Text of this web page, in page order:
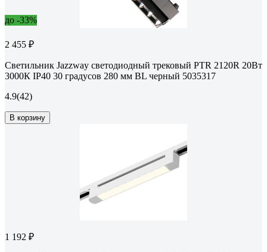
до -33%
2 455 ₽
Светильник Jazzway светодиодный трековый PTR 2120R 20Вт
3000К IP40 30 градусов 280 мм BL черный 5035317
4.9(42)
В корзину
1 192 ₽